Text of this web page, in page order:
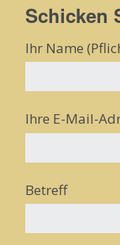
Schicken
Ihr Name
Ihre E-Mail-
Betreff